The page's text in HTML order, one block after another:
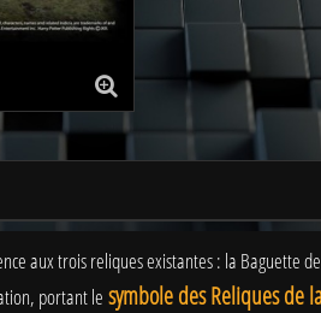
aux trois reliques existantes : la Baguette
portant le symbole des Reliques de